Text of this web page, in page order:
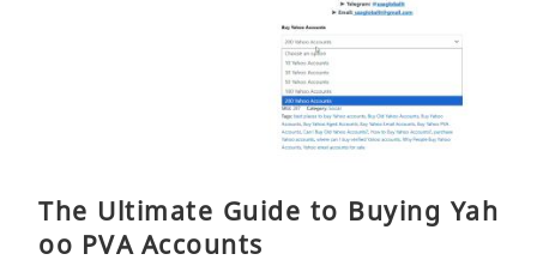
The Ultimate Guide to Buying Yah
oo PVA Accounts